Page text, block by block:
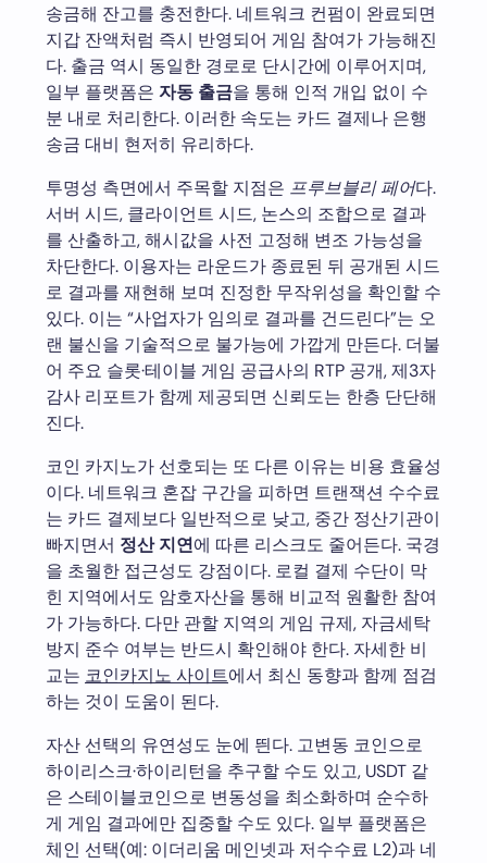
송금해 잔고를 충전한다. 네트워크 컨펌이 완료되면
지갑 잔액처럼 즉시 반영되어 게임 참여가 가능해진
다. 출금 역시 동일한 경로로 단시간에 이루어지며,
일부 플랫폼은 자동 출금을 통해 인적 개입 없이 수
분 내로 처리한다. 이러한 속도는 카드 결제나 은행
송금 대비 현저히 유리하다.
투명성 측면에서 주목할 지점은 프루브블리 페어다.
서버 시드, 클라이언트 시드, 논스의 조합으로 결과
를 산출하고, 해시값을 사전 고정해 변조 가능성을
차단한다. 이용자는 라운드가 종료된 뒤 공개된 시드
로 결과를 재현해 보며 진정한 무작위성을 확인할 수
있다. 이는 “사업자가 임의로 결과를 건드린다”는 오
랜 불신을 기술적으로 불가능에 가깝게 만든다. 더불
어 주요 슬롯·테이블 게임 공급사의 RTP 공개, 제3자
감사 리포트가 함께 제공되면 신뢰도는 한층 단단해
진다.
코인 카지노가 선호되는 또 다른 이유는 비용 효율성
이다. 네트워크 혼잡 구간을 피하면 트랜잭션 수수료
는 카드 결제보다 일반적으로 낮고, 중간 정산기관이
빠지면서 정산 지연에 따른 리스크도 줄어든다. 국경
을 초월한 접근성도 강점이다. 로컬 결제 수단이 막
힌 지역에서도 암호자산을 통해 비교적 원활한 참여
가 가능하다. 다만 관할 지역의 게임 규제, 자금세탁
방지 준수 여부는 반드시 확인해야 한다. 자세한 비
교는 코인카지노 사이트에서 최신 동향과 함께 점검
하는 것이 도움이 된다.
자산 선택의 유연성도 눈에 띈다. 고변동 코인으로
하이리스크·하이리턴을 추구할 수도 있고, USDT 같
은 스테이블코인으로 변동성을 최소화하며 순수하
게 게임 결과에만 집중할 수도 있다. 일부 플랫폼은
체인 선택(예: 이더리움 메인넷과 저수수료 L2)과 네